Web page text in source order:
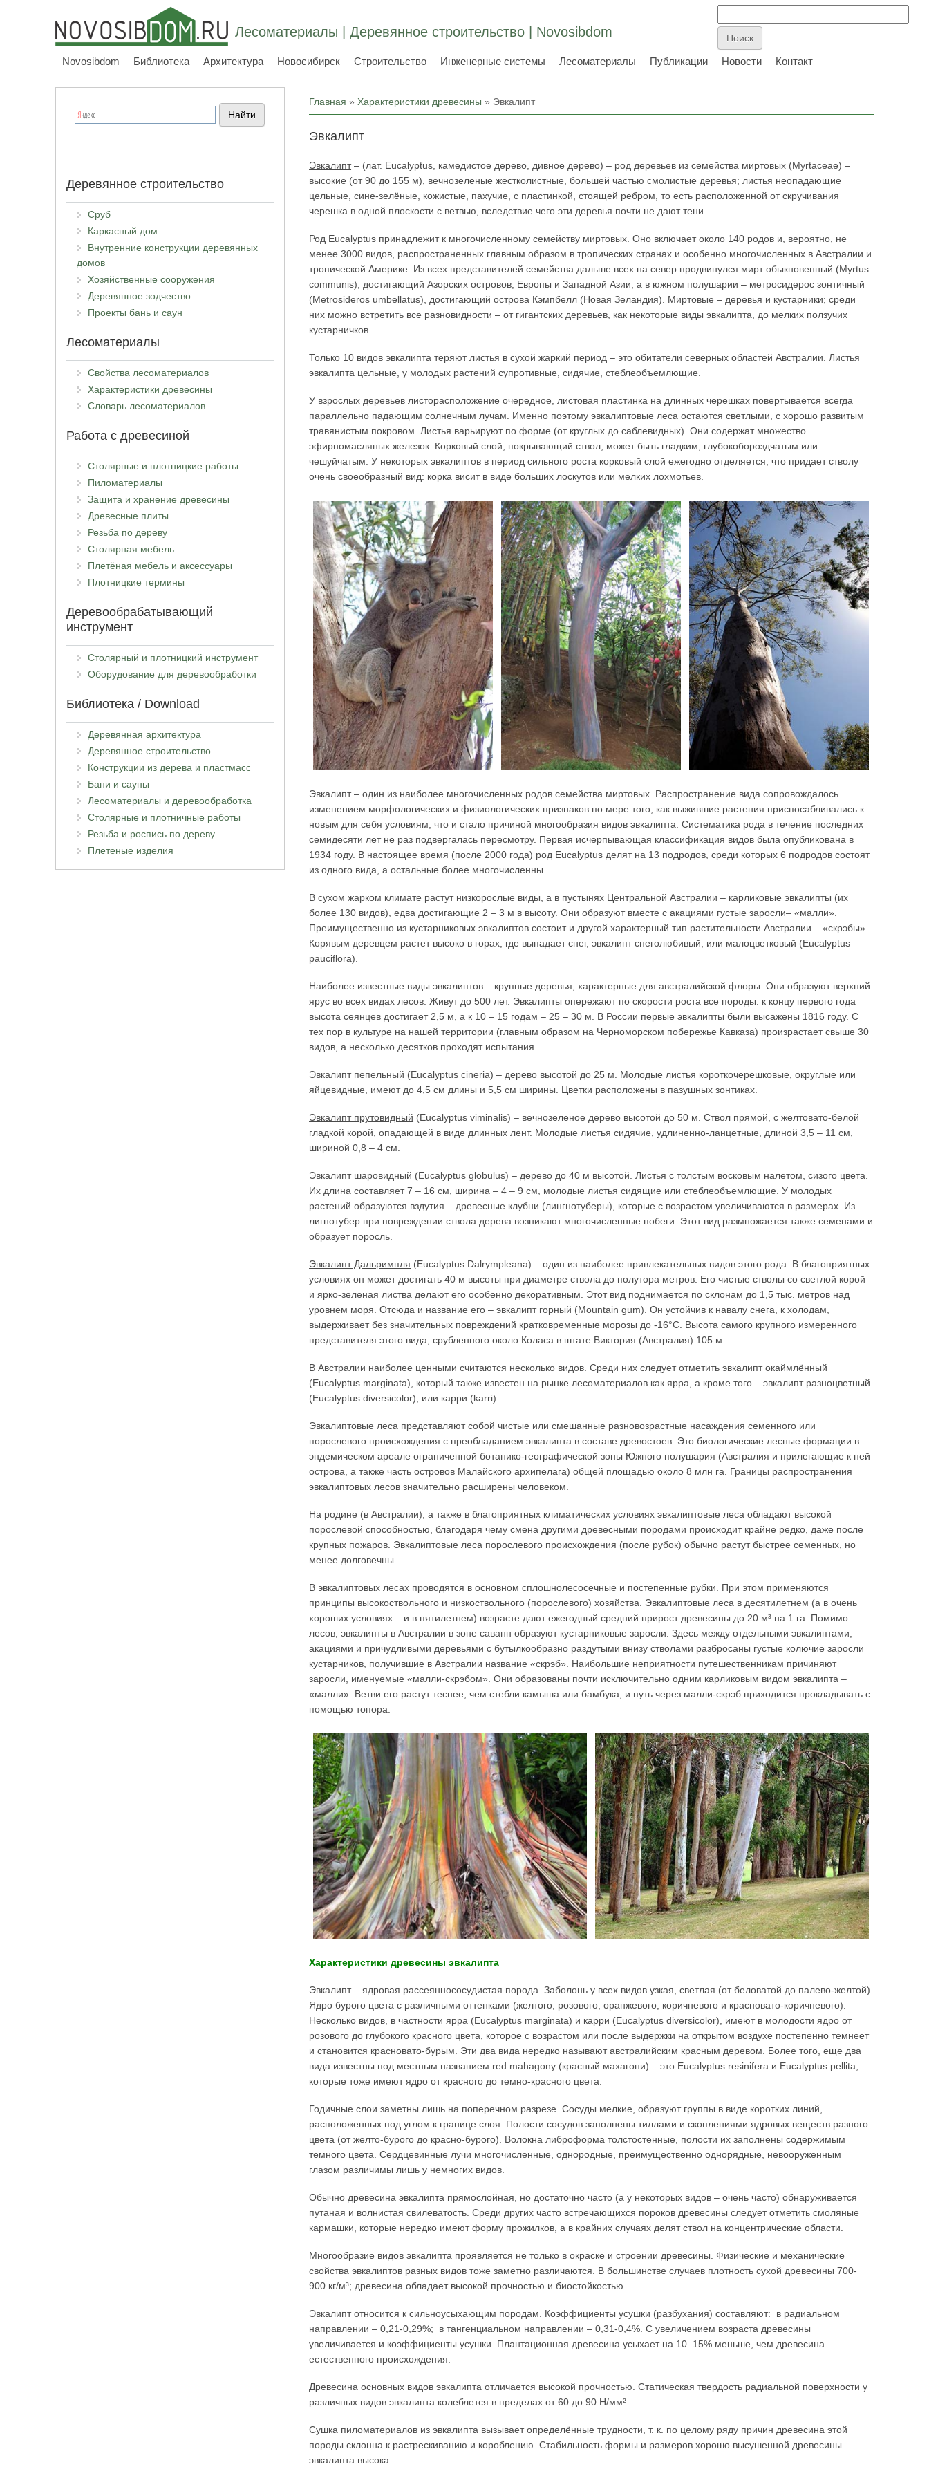
Лесоматериалы | Деревянное строительство | Novosibdom
Novosibdom Библиотека Архитектура Новосибирск Строительство Инженерные системы Лесоматериалы Публикации Новости Контакт
Вы здесь
Главная » Характеристики древесины » Эвкалипт
Эвкалипт
Эвкалипт– (лат. Eucalyptus, камедистое дерево, дивное дерево) – род деревьев из семейства миртовых (Myrtaceae) –
высокие (от 90 до 155 м), вечнозеленые жестколистные, большей частью смолистые деревья; листья неопадающие
цельные, сине-зелёные, кожистые, пахучие, с пластинкой, стоящей ребром, то есть расположенной от скручивания
черешка в одной плоскости с ветвью, вследствие чего эти деревья почти не дают тени.
Род Eucalyptus принадлежит к многочисленному семейству миртовых. Оно включает около 140 родов и, вероятно, не
менее 3000 видов, распространенных главным образом в тропических странах и особенно многочисленных в Австралии и
тропической Америке. Из всех представителей семейства дальше всех на север продвинулся мирт обыкновенный (Myrtus
communis), достигающий Азорских островов, Европы и Западной Азии, а в южном полушарии – метросидерос зонтичный
(Metrosideros umbellatus), достигающий острова Кэмпбелл (Новая Зеландия). Миртовые – деревья и кустарники; среди
них можно встретить все разновидности – от гигантских деревьев, как некоторые виды эвкалипта, до мелких ползучих
кустарничков.
Только 10 видов эвкалипта теряют листья в сухой жаркий период – это обитатели северных областей Австралии. Листья
эвкалипта цельные, у молодых растений супротивные, сидячие, стеблеобъемлющие.
У взрослых деревьев листорасположение очередное, листовая пластинка на длинных черешках повертывается всегда
параллельно падающим солнечным лучам. Именно поэтому эвкалиптовые леса остаются светлыми, с хорошо развитым
травянистым покровом. Листья варьируют по форме (от круглых до саблевидных). Они содержат множество
эфирномасляных железок. Корковый слой, покрывающий ствол, может быть гладким, глубокобороздчатым или
чешуйчатым. У некоторых эвкалиптов в период сильного роста корковый слой ежегодно отделяется, что придает стволу
очень своеобразный вид: корка висит в виде больших лоскутов или мелких лохмотьев.
Эвкалипт – один из наиболее многочисленных родов семейства миртовых. Распространение вида сопровождалось
изменением морфологических и физиологических признаков по мере того, как выжившие растения приспосабливались к
новым для себя условиям, что и стало причиной многообразия видов эвкалипта. Систематика рода в течение последних
семидесяти лет не раз подвергалась пересмотру. Первая исчерпывающая классификация видов была опубликована в
1934 году. В настоящее время (после 2000 года) род Eucalyptus делят на 13 подродов, среди которых 6 подродов состоят
из одного вида, а остальные более многочисленны.
В сухом жарком климате растут низкорослые виды, а в пустынях Центральной Австралии – карликовые эвкалипты (их
более 130 видов), едва достигающие 2 – 3 м в высоту. Они образуют вместе с акациями густые заросли– «малли».
Преимущественно из кустарниковых эвкалиптов состоит и другой характерный тип растительности Австралии – «скрэбы».
Корявым деревцем растет высоко в горах, где выпадает снег, эвкалипт снеголюбивый, или малоцветковый (Eucalyptus
pauciflora).
Наиболее известные виды эвкалиптов – крупные деревья, характерные для австралийской флоры. Они образуют верхний
ярус во всех видах лесов. Живут до 500 лет. Эвкалипты опережают по скорости роста все породы: к концу первого года
высота сеянцев достигает 2,5 м, а к 10 – 15 годам – 25 – 30 м. В России первые эвкалипты были высажены 1816 году. С
тех пор в культуре на нашей территории (главным образом на Черноморском побережье Кавказа) произрастает свыше 30
видов, а несколько десятков проходят испытания.
Эвкалипт пепельный (Eucalyptus cineria) – дерево высотой до 25 м. Молодые листья короткочерешковые, округлые или
яйцевидные, имеют до 4,5 см длины и 5,5 см ширины. Цветки расположены в пазушных зонтиках.
Эвкалипт прутовидный (Eucalyptus viminalis) – вечнозеленое дерево высотой до 50 м. Ствол прямой, с желтовато-белой
гладкой корой, опадающей в виде длинных лент. Молодые листья сидячие, удлиненно-ланцетные, длиной 3,5 – 11 см,
шириной 0,8 – 4 см.
Эвкалипт шаровидный (Eucalyptus globulus) – дерево до 40 м высотой. Листья с толстым восковым налетом, сизого цвета.
Их длина составляет 7 – 16 см, ширина – 4 – 9 см, молодые листья сидящие или стеблеобъемлющие. У молодых
растений образуются вздутия – древесные клубни (лингнотуберы), которые с возрастом увеличиваются в размерах. Из
лигнотубер при повреждении ствола дерева возникают многочисленные побеги. Этот вид размножается также семенами и
образует поросль.
Эвкалипт Дальримпля (Eucalyptus Dalrympleana) – один из наиболее привлекательных видов этого рода. В благоприятных
условиях он может достигать 40 м высоты при диаметре ствола до полутора метров. Его чистые стволы со светлой корой
и ярко-зеленая листва делают его особенно декоративным. Этот вид поднимается по склонам до 1,5 тыс. метров над
уровнем моря. Отсюда и название его – эвкалипт горный (Mountain gum). Он устойчив к навалу снега, к холодам,
выдерживает без значительных повреждений кратковременные морозы до -16°С. Высота самого крупного измеренного
представителя этого вида, срубленного около Коласа в штате Виктория (Австралия) 105 м.
В Австралии наиболее ценными считаются несколько видов. Среди них следует отметить эвкалипт окаймлённый
(Eucalyptus marginata), который также известен на рынке лесоматериалов как ярра, а кроме того – эвкалипт разноцветный
(Eucalyptus diversicolor), или карри (karri).
Эвкалиптовые леса представляют собой чистые или смешанные разновозрастные насаждения семенного или
порослевого происхождения с преобладанием эвкалипта в составе древостоев. Это биологические лесные формации в
эндемическом ареале ограниченной ботанико-географической зоны Южного полушария (Австралия и прилегающие к ней
острова, а также часть островов Малайского архипелага) общей площадью около 8 млн га. Границы распространения
эвкалиптовых лесов значительно расширены человеком.
На родине (в Австралии), а также в благоприятных климатических условиях эвкалиптовые леса обладают высокой
порослевой способностью, благодаря чему смена другими древесными породами происходит крайне редко, даже после
крупных пожаров. Эвкалиптовые леса порослевого происхождения (после рубок) обычно растут быстрее семенных, но
менее долговечны.
В эвкалиптовых лесах проводятся в основном сплошнолесосечные и постепенные рубки. При этом применяются
принципы высокоствольного и низкоствольного (порослевого) хозяйства. Эвкалиптовые леса в десятилетнем (а в очень
хороших условиях – и в пятилетнем) возрасте дают ежегодный средний прирост древесины до 20 м³ на 1 га. Помимо
лесов, эвкалипты в Австралии в зоне саванн образуют кустарниковые заросли. Здесь между отдельными эвкалиптами,
акациями и причудливыми деревьями с бутылкообразно раздутыми внизу стволами разбросаны густые колючие заросли
кустарников, получившие в Австралии название «скрэб». Наибольшие неприятности путешественникам причиняют
заросли, именуемые «малли-скрэбом». Они образованы почти исключительно одним карликовым видом эвкалипта –
«малли». Ветви его растут теснее, чем стебли камыша или бамбука, и путь через малли-скрэб приходится прокладывать с
помощью топора.
Характеристики древесины эвкалипта
Эвкалипт – ядровая рассеяннососудистая порода. Заболонь у всех видов узкая, светлая (от беловатой до палево-желтой).
Ядро бурого цвета с различными оттенками (желтого, розового, оранжевого, коричневого и красновато-коричневого).
Несколько видов, в частности ярра (Eucalyptus marginata) и карри (Eucalyptus diversicolor), имеют в молодости ядро от
розового до глубокого красного цвета, которое с возрастом или после выдержки на открытом воздухе постепенно темнеет
и становится красновато-бурым. Эти два вида нередко называют австралийским красным деревом. Более того, еще два
вида известны под местным названием red mahagony (красный махагони) – это Eucalyptus resinifera и Eucalyptus pellita,
которые тоже имеют ядро от красного до темно-красного цвета.
Годичные слои заметны лишь на поперечном разрезе. Сосуды мелкие, образуют группы в виде коротких линий,
расположенных под углом к границе слоя. Полости сосудов заполнены тиллами и скоплениями ядровых веществ разного
цвета (от желто-бурого до красно-бурого). Волокна либроформа толстостенные, полости их заполнены содержимым
темного цвета. Сердцевинные лучи многочисленные, однородные, преимущественно однорядные, невооруженным
глазом различимы лишь у немногих видов.
Обычно древесина эвкалипта прямослойная, но достаточно часто (а у некоторых видов – очень часто) обнаруживается
путаная и волнистая свилеватость. Среди других часто встречающихся пороков древесины следует отметить смоляные
кармашки, которые нередко имеют форму прожилков, а в крайних случаях делят ствол на концентрические области.
Многообразие видов эвкалипта проявляется не только в окраске и строении древесины. Физические и механические
свойства эвкалиптов разных видов тоже заметно различаются. В большинстве случаев плотность сухой древесины 700-
900 кг/м³; древесина обладает высокой прочностью и биостойкостью.
Эвкалипт относится к сильноусыхающим породам. Коэффициенты усушки (разбухания) составляют: в радиальном
направлении – 0,21-0,29%; в тангенциальном направлении – 0,31-0,4%. С увеличением возраста древесины
увеличивается и коэффициенты усушки. Плантационная древесина усыхает на 10–15% меньше, чем древесина
естественного происхождения.
Древесина основных видов эвкалипта отличается высокой прочностью. Статическая твердость радиальной поверхности у
различных видов эвкалипта колеблется в пределах от 60 до 90 Н/мм².
Сушка пиломатериалов из эвкалипта вызывает определённые трудности, т. к. по целому ряду причин древесина этой
породы склонна к растрескиванию и короблению. Стабильность формы и размеров хорошо высушенной древесины
эвкалипта высока.
Деревянное строительство
Сруб
Каркасный дом
Внутренние конструкции деревянных
домов
Хозяйственные сооружения
Деревянное зодчество
Проекты бань и саун
Лесоматериалы
Свойства лесоматериалов
Характеристики древесины
Словарь лесоматериалов
Работа с древесиной
Столярные и плотницкие работы
Пиломатериалы
Защита и хранение древесины
Древесные плиты
Резьба по дереву
Столярная мебель
Плетёная мебель и аксессуары
Плотницкие термины
Деревообрабатывающий
инструмент
Столярный и плотницкий инструмент
Оборудование для деревообработки
Библиотека / Download
Деревянная архитектура
Деревянное строительство
Конструкции из дерева и пластмасс
Бани и сауны
Лесоматериалы и деревообработка
Столярные и плотничные работы
Резьба и роспись по дереву
Плетеные изделия